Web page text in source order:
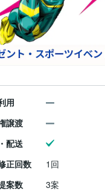
用
譲渡
配送
正回数
1回
案数
3案